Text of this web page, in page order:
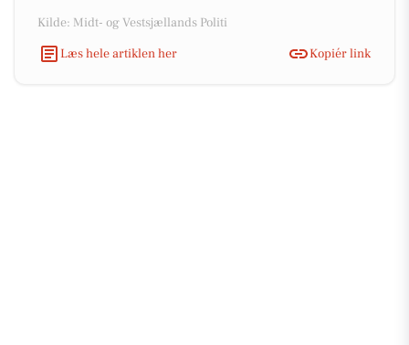
Kilde: Midt- og Vestsjællands Politi
Læs hele artiklen her
Kopiér link